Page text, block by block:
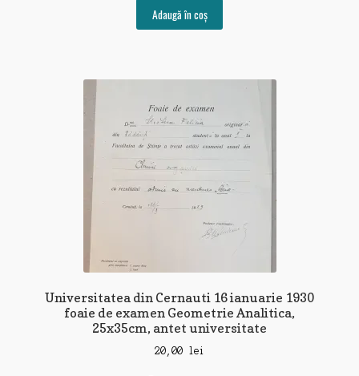
Adaugă în coș
Universitatea din Cernauti 16 ianuarie 1930
foaie de examen Geometrie Analitica,
25x35cm, antet universitate
20,00 lei